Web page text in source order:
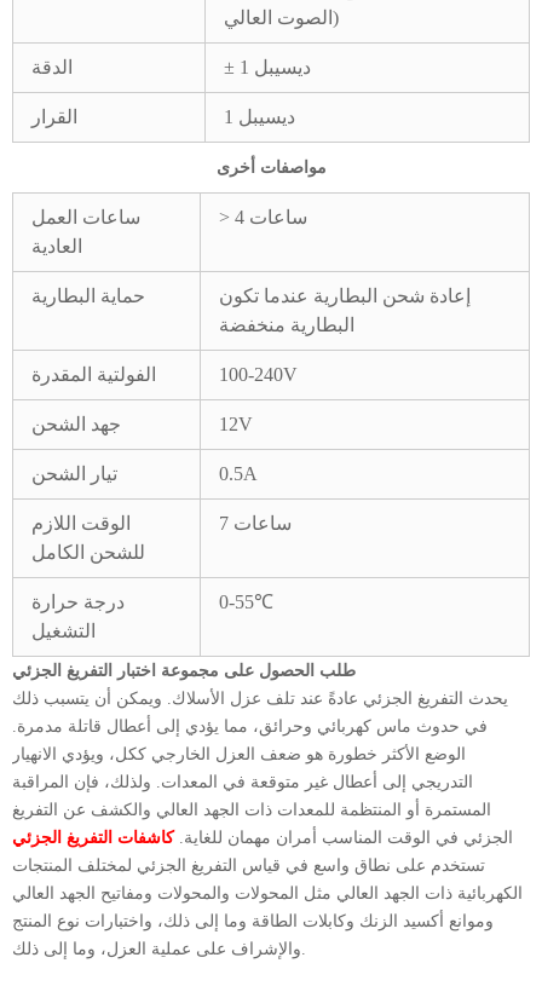
الصوت العالي)
الدقة ± 1 ديسيبل
القرار 1 ديسيبل
مواصفات أخرى
ساعات العمل
العادية
> 4 ساعات
حماية البطارية
إعادة شحن البطارية عندما تكون
البطارية منخفضة
الفولتية المقدرة 100-240V
جهد الشحن 12V
تيار الشحن 0.5A
الوقت اللازم
للشحن الكامل
7 ساعات
درجة حرارة
التشغيل
0-55℃
طلب الحصول على مجموعة اختبار التفريغ الجزئي
يحدث التفريغ الجزئي عادةً عند تلف عزل الأسلاك. ويمكن أن يتسبب ذلك
في حدوث ماس كهربائي وحرائق، مما يؤدي إلى أعطال قاتلة مدمرة.
الوضع الأكثر خطورة هو ضعف العزل الخارجي ككل، ويؤدي الانهيار
التدريجي إلى أعطال غير متوقعة في المعدات. ولذلك، فإن المراقبة
المستمرة أو المنتظمة للمعدات ذات الجهد العالي والكشف عن التفريغ
الجزئي في الوقت المناسب أمران مهمان للغاية.كاشفات التفريغ الجزئي
تستخدم على نطاق واسع في قياس التفريغ الجزئي لمختلف المنتجات
الكهربائية ذات الجهد العالي مثل المحولات والمحولات ومفاتيح الجهد العالي
وموانع أكسيد الزنك وكابلات الطاقة وما إلى ذلك، واختبارات نوع المنتج